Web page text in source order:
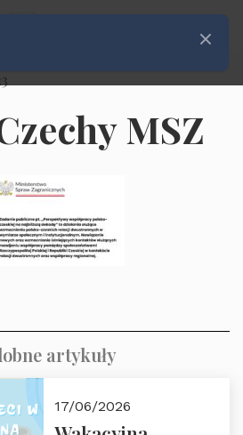
MSZ
artykuły
17/06/2026
Zamknij